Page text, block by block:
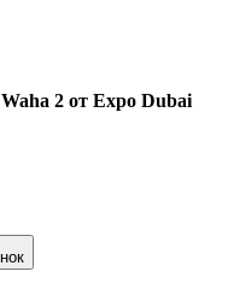
2 от Expo Dubai